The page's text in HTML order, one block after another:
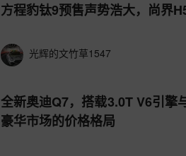
方程豹钛9预售声势浩大，尚界
光辉的文竹草1547
全新奥迪Q7，搭载3.0T V6引擎
豪华市场的价格格局